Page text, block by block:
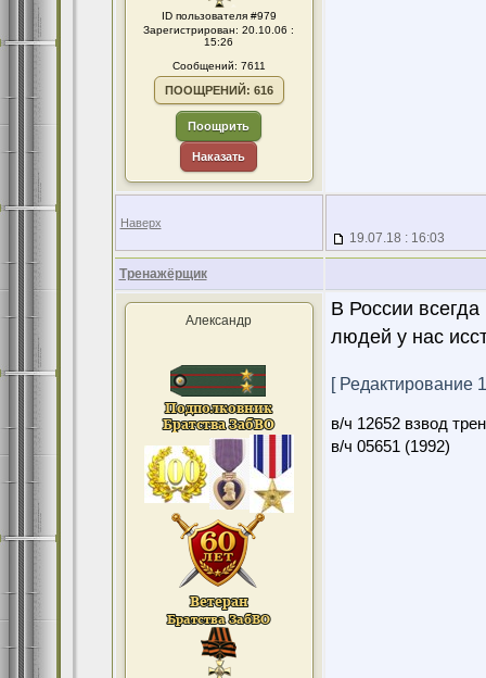
ID пользователя #979
Зарегистрирован: 20.10.06 :
15:26
Сообщений: 7611
ПООЩРЕНИЙ: 616
Поощрить
Наказать
Наверх
19.07.18 : 16:03
Тренажёрщик
Александр
В России
людей у нас
[ Редактирование
в/ч 12652 взвод
в/ч 05651 (1992)